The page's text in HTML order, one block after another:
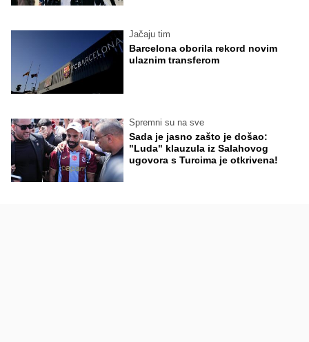
Jačaju tim
Barcelona oborila rekord novim
ulaznim transferom
Spremni su na sve
Sada je jasno zašto je došao:
"Luda" klauzula iz Salahovog
ugovora s Turcima je otkrivena!